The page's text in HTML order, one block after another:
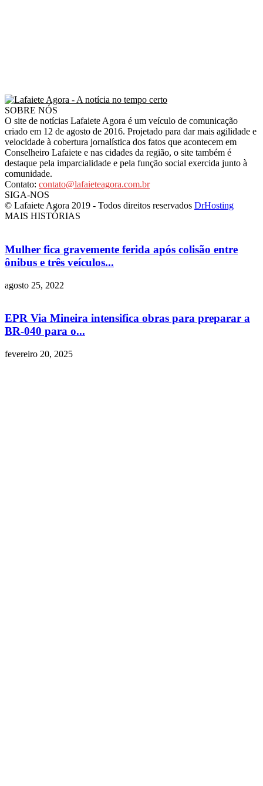
SOBRE NÓS
O site de notícias Lafaiete Agora é um veículo de comunicação
criado em 12 de agosto de 2016. Projetado para dar mais agilidade e
velocidade à cobertura jornalística dos fatos que acontecem em
Conselheiro Lafaiete e nas cidades da região, o site também é
destaque pela imparcialidade e pela função social exercida junto à
comunidade.
Contato: contato@lafaieteagora.com.br
SIGA-NOS
© Lafaiete Agora 2019 - Todos direitos reservados DrHosting
MAIS HISTÓRIAS
Mulher fica gravemente ferida após colisão entre
ônibus e três veículos...
agosto 25, 2022
EPR Via Mineira intensifica obras para preparar a
BR-040 para o...
fevereiro 20, 2025